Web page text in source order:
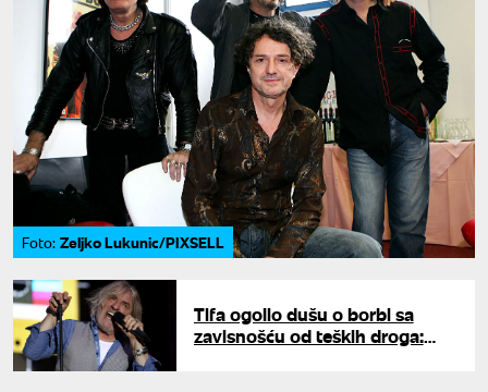
Foto: Zeljko Lukunic/PIXSELL
Tifa ogolio dušu o borbi sa
zavisnošću od teških droga: